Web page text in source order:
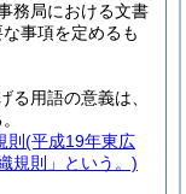
務局における文書
事項を定めるも
る用語の意義は、
則 (平成19年東広
規則」という。)